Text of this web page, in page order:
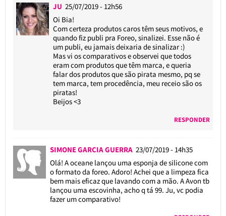
JU 25/07/2019 - 12h56
Oi Bia!
Com certeza produtos caros têm seus motivos, e
quando fiz publi pra Foreo, sinalizei. Esse não é
um publi, eu jamais deixaria de sinalizar :)
Mas vi os comparativos e observei que todos
eram com produtos que têm marca, e queria
falar dos produtos que são pirata mesmo, pq se
tem marca, tem procedência, meu receio são os
piratas!
Beijos <3
RESPONDER
SIMONE GARCIA GUERRA 23/07/2019 - 14h35
Olá! A oceane lançou uma esponja de silicone com
o formato da foreo. Adoro! Achei que a limpeza fica
bem mais eficaz que lavando com a mão. A Avon tb
lançou uma escovinha, acho q tá 99. Ju, vc podia
fazer um comparativo!